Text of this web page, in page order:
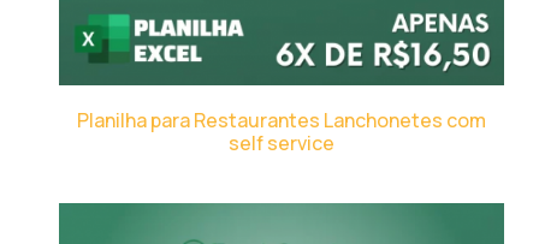
Planilha para Restaurantes Lanchonetes com
self service